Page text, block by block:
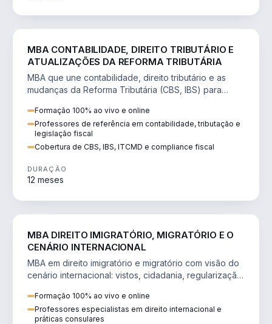
MBA CONTABILIDADE, DIREITO TRIBUTÁRIO E
ATUALIZAÇÕES DA REFORMA TRIBUTÁRIA
MBA que une contabilidade, direito tributário e as
mudanças da Reforma Tributária (CBS, IBS) para
Formação 100% ao vivo e online
Professores de referência em contabilidade, tributação e
legislação fiscal
Cobertura de CBS, IBS, ITCMD e compliance fiscal
DURAÇÃO
12 meses
MBA DIREITO IMIGRATÓRIO, MIGRATÓRIO E O
CENÁRIO INTERNACIONAL
MBA em direito imigratório e migratório com visão do
cenário internacional: vistos, cidadania, regularização
Formação 100% ao vivo e online
Professores especialistas em direito internacional e
práticas consulares